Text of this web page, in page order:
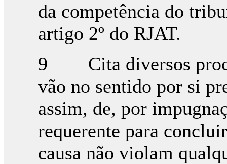
da competência do
artigo 2º do RJAT.
9 Cita diversos
vão no sentido por si
assim, de, por
requerente para
causa não violam